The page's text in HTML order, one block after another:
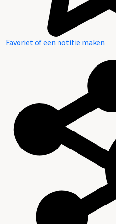
Favoriet of een notitie maken